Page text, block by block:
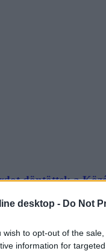
desktop - Do Not
wish to opt-out of the
information for
döntöttek a